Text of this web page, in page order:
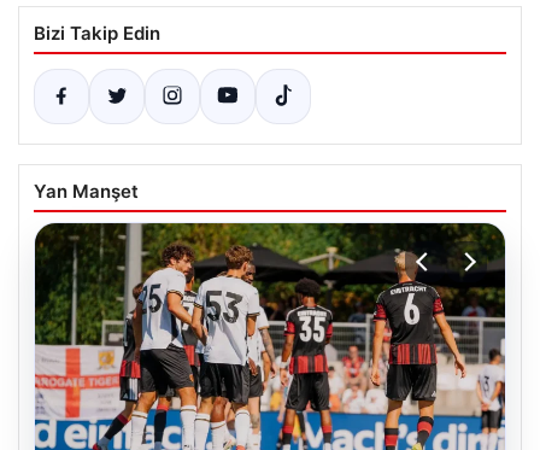
Bizi Takip Edin
Yan Manşet